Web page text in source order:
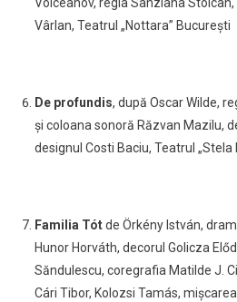
Volceanov, regia Sânziana
Vârlan, Teatrul „Nottara” București
De profundis, după Oscar Wilde,
și coloana sonoră Răzvan Mazilu,
designul Costi Baciu, Teatrul „Stela
Familia Tótde Örkény István,
Hunor Horváth, decorul Golicza
Săndulescu, coregrafia Matilde J.
Cári Tibor, Kolozsi Tamás,